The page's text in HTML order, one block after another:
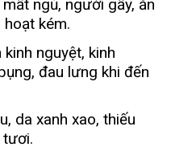
ngủ, người gầy, ăn
kém.
nguyệt, kinh
đau lưng khi đến
da xanh xao, thiếu